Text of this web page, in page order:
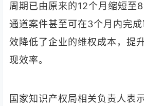
周期已由原来的12个月缩短至
通道案件甚至可在3个月内完
效降低了企业的维权成本，提
现效率。
国家知识产权局相关负责人表